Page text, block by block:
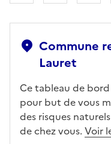
Commune
Lauret
Ce tableau de
pour but de vous
des risques
de chez vous. Voir